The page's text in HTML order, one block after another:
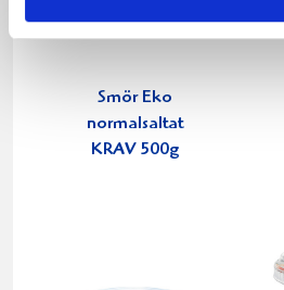
Smör Eko
normalsaltat
KRAV 500g